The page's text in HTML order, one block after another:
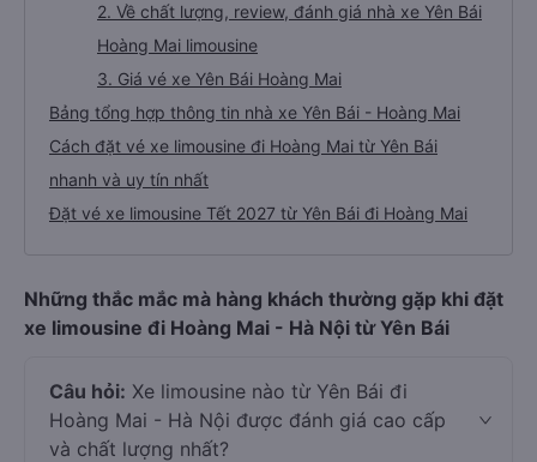
2. Về chất lượng, review, đánh giá nhà xe Yên Bái
Hoàng Mai limousine
3. Giá vé xe Yên Bái Hoàng Mai
Bảng tổng hợp thông tin nhà xe Yên Bái - Hoàng Mai
Cách đặt vé xe limousine đi Hoàng Mai từ Yên Bái
nhanh và uy tín nhất
Đặt vé xe limousine Tết 2027 từ Yên Bái đi Hoàng Mai
Những thắc mắc mà hàng khách thường gặp khi đặt
xe limousine đi Hoàng Mai - Hà Nội từ Yên Bái
Câu hỏi: Xe limousine nào từ Yên Bái đi
Hoàng Mai - Hà Nội được đánh giá cao cấp
và chất lượng nhất?